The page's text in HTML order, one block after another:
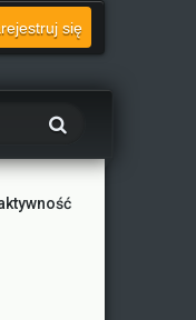
się